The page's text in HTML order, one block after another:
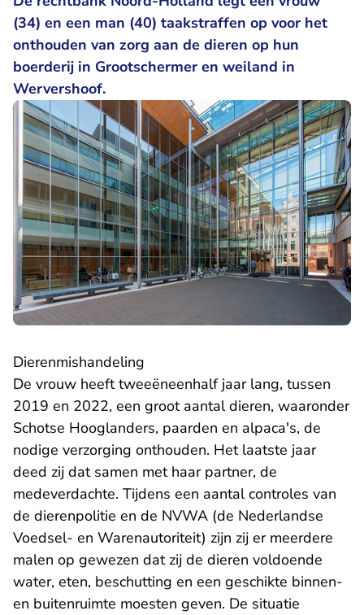
(34) en een man (40) taakstraffen op voor het
onthouden van zorg aan de dieren op hun
boerderij in Grootschermer en weiland in
Wervershoof.
Dierenmishandeling
De vrouw heeft tweeëneenhalf jaar lang, tussen
2019 en 2022, een groot aantal dieren, waaronder
Schotse Hooglanders, paarden en alpaca's, de
nodige verzorging onthouden. Het laatste jaar
deed zij dat samen met haar partner, de
medeverdachte. Tijdens een aantal controles van
de dierenpolitie en de NVWA (de Nederlandse
Voedsel- en Warenautoriteit) zijn zij er meerdere
malen op gewezen dat zij de dieren voldoende
water, eten, beschutting en een geschikte binnen-
en buitenruimte moesten geven. De situatie